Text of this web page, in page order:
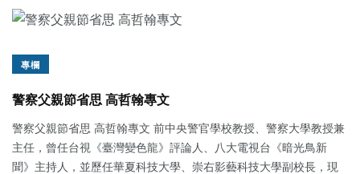
專欄
警察父親節省思 高哲翰專文
警察父親節省思 高哲翰專文 前中央警官學校教授、警察大學教授兼
主任，曾任台視《臺灣變色龍》評論人、八大電視台《暗光鳥新
聞》主持人，並歷任華夏科技大學、崇右影藝科技大學副校長，現